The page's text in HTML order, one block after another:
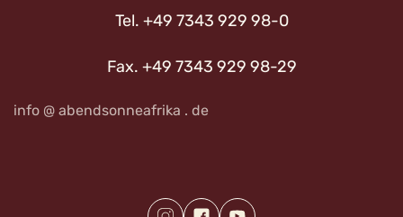
Tel. +49 7343 929 98-0
Fax. +49 7343 929 98-29
info @ abendsonneafrika . de